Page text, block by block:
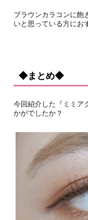
ブラウンカラコンに飽
いと思っている方にお
◆まとめ◆
今回紹介した『ミミア
かがでしたか？